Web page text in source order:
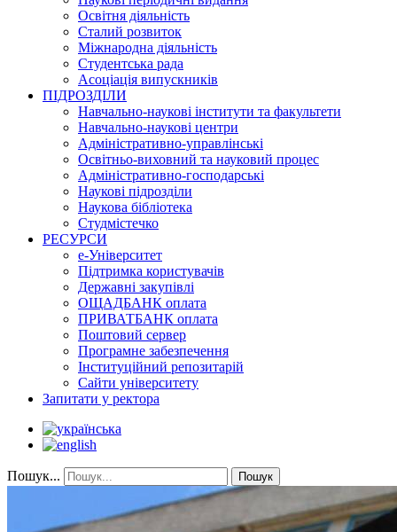
Освітня діяльність
Сталий розвиток
Міжнародна діяльність
Студентська рада
Асоціація випускників
ПІДРОЗДІЛИ
Навчально-наукові інститути та факультети
Навчально-наукові центри
Адміністративно-управлінські
Освітньо-виховний та науковий процес
Адміністративно-господарські
Наукові підрозділи
Наукова бібліотека
Студмістечко
РЕСУРСИ
е-Університет
Підтримка користувачів
Державні закупівлі
ОЩАДБАНК оплата
ПРИВАТБАНК оплата
Поштовий сервер
Програмне забезпечення
Інституційний репозитарій
Сайти університету
Запитати у ректора
Пошук... Пошук